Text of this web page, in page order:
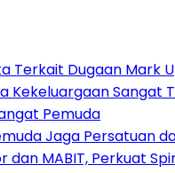
Terkait Dugaan Mark
Kekeluargaan Sangat
Pemuda
Jaga Persatuan
MABIT, Perkuat